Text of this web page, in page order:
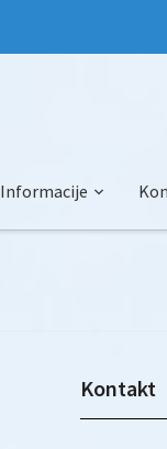
Informacije
Kontakt